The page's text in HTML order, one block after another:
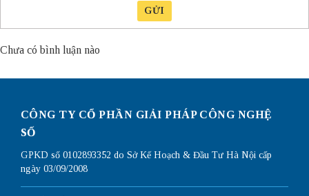
GỬI
Chưa có bình luận nào
CÔNG TY CỔ PHẦN GIẢI PHÁP CÔNG NGHỆ
SỐ
GPKD số 0102893352 do Sở Kế Hoạch & Đầu Tư Hà Nội cấp
ngày 03/09/2008